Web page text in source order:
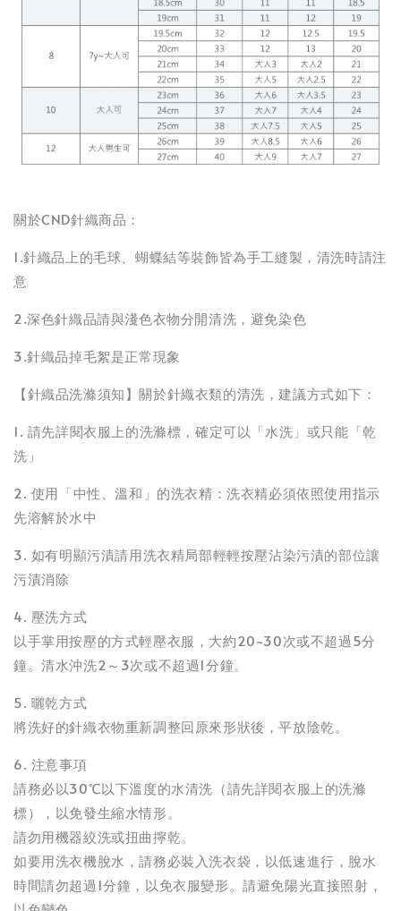
關於CND針織商品：
1.針織品上的毛球、蝴蝶結等裝飾皆為手工縫製，清洗時請注
意
2.深色針織品請與淺色衣物分開清洗，避免染色
3.針織品掉毛絮是正常現象
【針織品洗滌須知】關於針織衣類的清洗，建議方式如下：
1. 請先詳閱衣服上的洗滌標，確定可以「水洗」或只能「乾
洗」
2. 使用「中性、溫和」的洗衣精：洗衣精必須依照使用指示
先溶解於水中
3. 如有明顯污漬請用洗衣精局部輕輕按壓沾染污漬的部位讓
污漬消除
4. 壓洗方式
以手掌用按壓的方式輕壓衣服，大約20~30次或不超過5分
鐘。清水沖洗2～3次或不超過1分鐘。
5. 曬乾方式
將洗好的針織衣物重新調整回原來形狀後，平放陰乾。
6. 注意事項
請務必以30℃以下溫度的水清洗（請先詳閱衣服上的洗滌
標），以免發生縮水情形。
請勿用機器絞洗或扭曲擰乾。
如要用洗衣機脫水，請務必裝入洗衣袋，以低速進行，脫水
時間請勿超過1分鐘，以免衣服變形。請避免陽光直接照射，